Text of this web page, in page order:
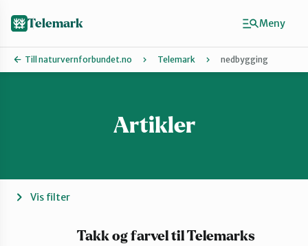
Kragerø og Drangedal
Midt-Telemark
Telemark
Till naturvernforbundet.no Telemark nedbygging
Artikler
Vis filter
Takk og farvel til Telemarks